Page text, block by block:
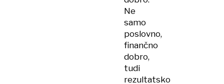
Ne
samo
poslovno,
finančno
dobro,
tudi
rezultatsko